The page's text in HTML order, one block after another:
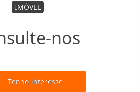
IMÓVEL
nos
Tenho interesse